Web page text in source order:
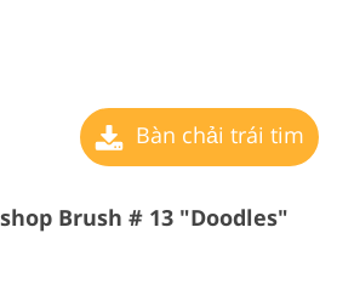
Bàn chải trái tim
Brush # 13 "Doodles"